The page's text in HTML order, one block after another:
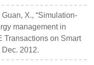
X., “Simulation-
management in
Transactions on Smart
Dec. 2012.